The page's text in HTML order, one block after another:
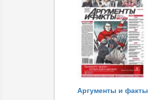
Аргументы и факты